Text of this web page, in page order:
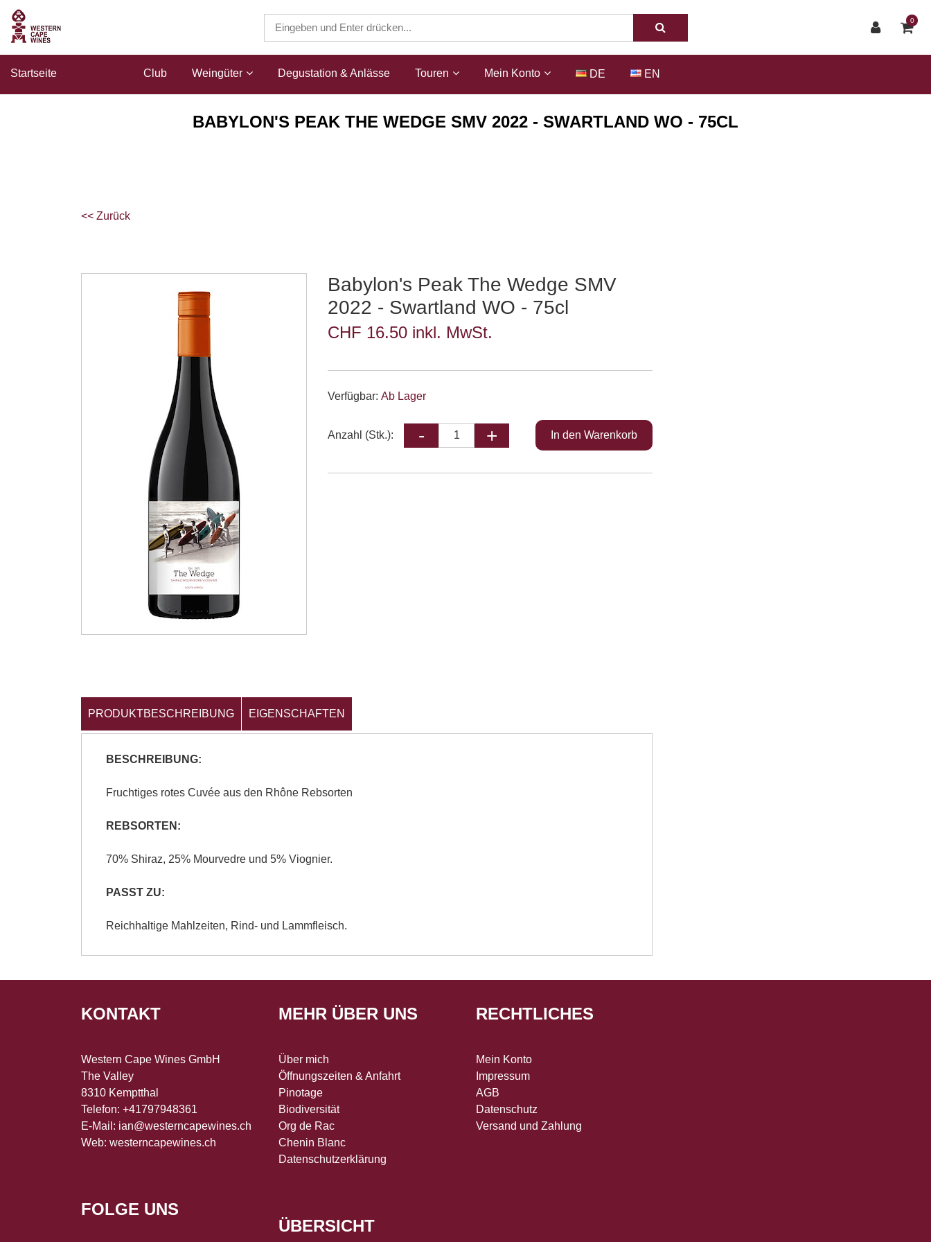
0
Startseite Club Weingüter Degustation & Anlässe Touren Mein Konto DE EN
BABYLON'S PEAK THE WEDGE SMV 2022 - SWARTLAND WO - 75CL
<< Zurück
Babylon's Peak The Wedge SMV
2022 - Swartland WO - 75cl
CHF 16.50 inkl. MwSt.
Verfügbar:Ab Lager
Anzahl (Stk.):
PRODUKTBESCHREIBUNG EIGENSCHAFTEN
BESCHREIBUNG:
Fruchtiges rotes Cuvée aus den Rhône Rebsorten
REBSORTEN:
70% Shiraz, 25% Mourvedre und 5% Viognier.
PASST ZU:
Reichhaltige Mahlzeiten, Rind- und Lammfleisch.
KONTAKT
Western Cape Wines GmbH
The Valley
8310 Kemptthal
Telefon: +41797948361
E-Mail: ian@westerncapewines.ch
Web: westerncapewines.ch
FOLGE UNS
MEHR ÜBER UNS
Über mich
Öffnungszeiten & Anfahrt
Pinotage
Biodiversität
Org de Rac
Chenin Blanc
Datenschutzerklärung
ÜBERSICHT
RECHTLICHES
Mein Konto
Impressum
AGB
Datenschutz
Versand und Zahlung